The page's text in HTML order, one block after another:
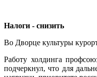
Налоги - снизить
Во Дворце культуры
Работу холдинга
подчеркнул, что для